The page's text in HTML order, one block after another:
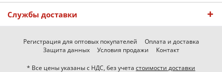
Службы доставки
Регистрация для оптовых покупателей
Оплата и доставка
Защита данных
Условия продажи Контакт
* Все цены указаны с НДС, без учета стоимости доставки